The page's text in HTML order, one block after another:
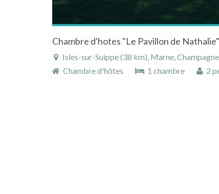
Isles-sur-Suippe (38 km), Marne,
Chambre d'hôtes
1 chambre 2